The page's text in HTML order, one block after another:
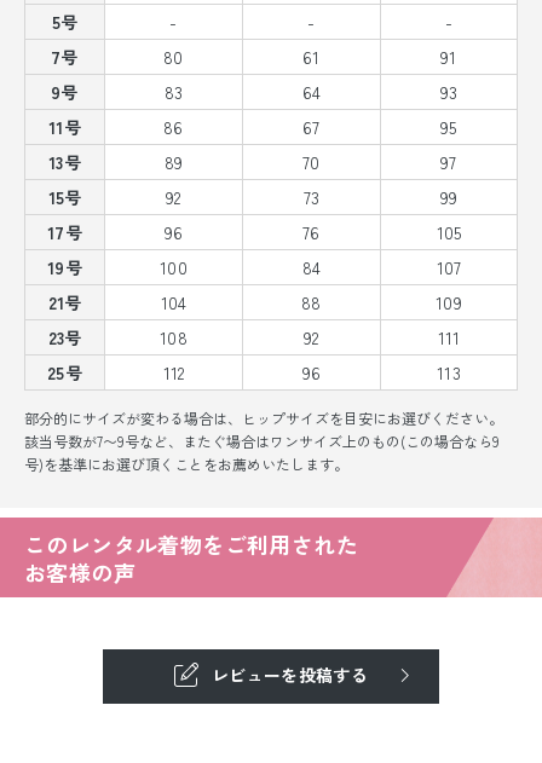
5号
- -
-
7号
80 61
91
9号
83 64
93
11号
86 67
95
13号
89 70
97
15号
92 73
99
17号
96 76
105
19号
100 84
107
21号
104 88
109
23号
108 92
111
25号
112 96 113
部分的にサイズが変わる場合は、ヒップサイズを目安にお選びください。
該当号数が7〜9号など、またぐ場合はワンサイズ上のもの(この場合なら9
号)を基準にお選び頂くことをお薦めいたします。
このレンタル着物をご利用された
お客様の声
レビューを投稿する